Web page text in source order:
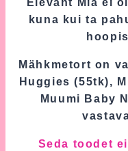
Elevant Mia ei
kuna kui ta
Mähkmetort on
Huggies (55tk),
Muumi Baby
Seda toodet